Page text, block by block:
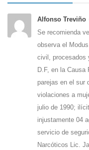
Alfonso Treviño
Se recomienda
observa el
civil, procesados
D.F, en la Causa
parejas en el sur
violaciones a
julio de 1990;
injustamente 04
servicio de
Narcóticos Lic.